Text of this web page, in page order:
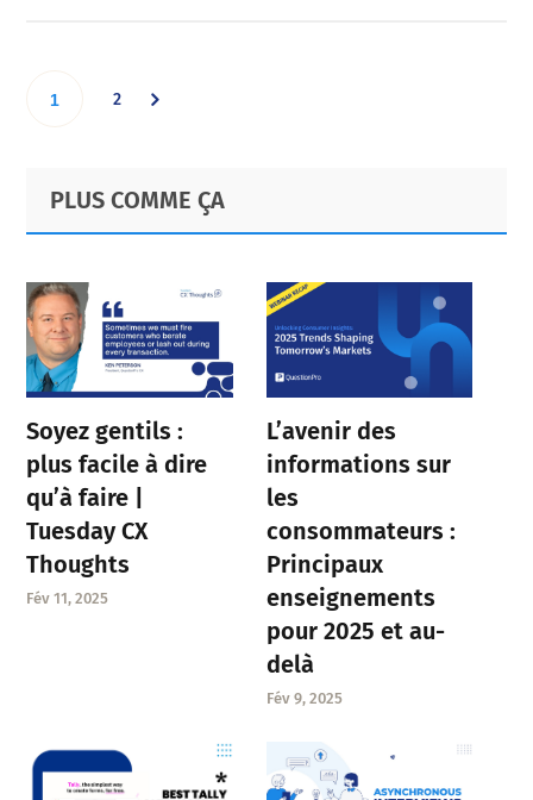
Go
page
1 Go
page
2
Primary
Sidebar
Footer
PLUS COMME ÇA
Soyez gentils :
plus facile à dire
qu’à faire |
Tuesday CX
Thoughts
Fév 11, 2025
L’avenir des
informations sur
les
consommateurs :
Principaux
enseignements
pour 2025 et au-
delà
Fév 9, 2025